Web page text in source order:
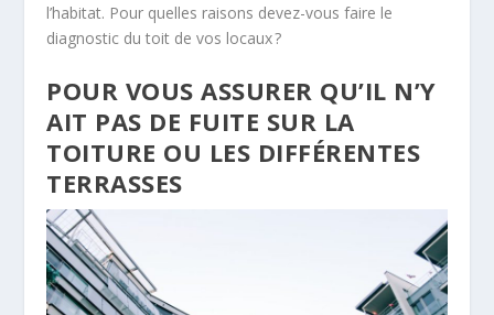
l’habitat. Pour quelles raisons devez-vous faire le
diagnostic du toit de vos locaux ?
POUR VOUS ASSURER QU’IL N’Y
AIT PAS DE FUITE SUR LA
TOITURE OU LES DIFFÉRENTES
TERRASSES